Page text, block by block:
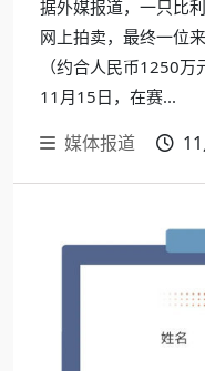
据外媒报道，一只比
网上拍卖，最终一位
（约合人民币
11月15日，在赛...
媒体报道